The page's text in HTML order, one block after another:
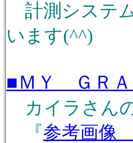
計測システ
います(^^)
■ＭＹ ＧＲＡ
カイラさん
『参考画像